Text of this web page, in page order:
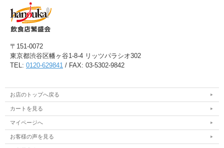
〒151-0072
東京都渋谷区幡ヶ谷1-8-4 リッツパラシオ302
TEL: 0120-629841 / FAX: 03-5302-9842
お店のトップへ戻る
カートを見る
マイページへ
お客様の声を見る